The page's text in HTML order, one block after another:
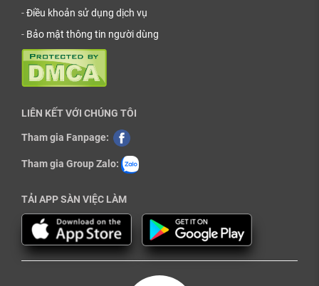
-Điều khoản sử dụng dịch vụ
- Bảo mật thông tin người dùng
LIÊN KẾT VỚI CHÚNG TÔI
Tham gia Fanpage:
Tham gia Group Zalo:
TẢI APP SÀN VIỆC LÀM